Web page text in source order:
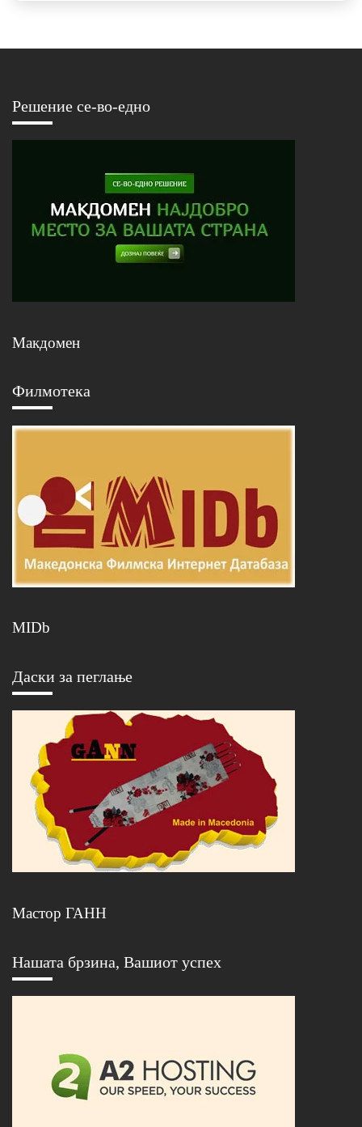
Решение се-во-едно
Макдомен
Филмотека
MIDb
Даски за пеглање
Мастор ГАНН
Нашата брзина, Вашиот успех